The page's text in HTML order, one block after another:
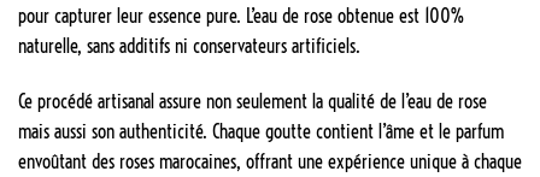
pour capturer leur essence pure. L’eau de rose obtenue est 100%
naturelle, sans additifs ni conservateurs artificiels.
Ce procédé artisanal assure non seulement la qualité de l’eau de rose
mais aussi son authenticité. Chaque goutte contient l’âme et le parfum
envoûtant des roses marocaines, offrant une expérience unique à chaque